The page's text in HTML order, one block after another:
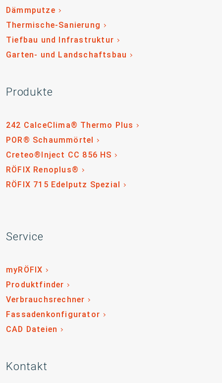
Dämmputze
Thermische-Sanierung
Tiefbau und Infrastruktur
Garten- und Landschaftsbau
Produkte
242 CalceClima® Thermo Plus
POR® Schaummörtel
Creteo®Inject CC 856 HS
RÖFIX Renoplus®
RÖFIX 715 Edelputz Spezial
Service
myRÖFIX
Produktfinder
Verbrauchsrechner
Fassadenkonfigurator
CAD Dateien
Kontakt